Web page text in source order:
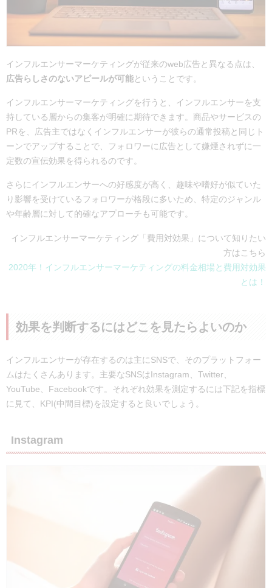
インフルエンサーマーケティングが従来のweb広告と異なる点は、
広告らしさのないアピールが可能ということです。
インフルエンサーマーケティングを行うと、インフルエンサーを支
持している層からの集客が明確に期待できます。商品やサービスの
PRを、広告主ではなくインフルエンサーが彼らの通常投稿と同じト
ーンでアップすることで、フォロワーに広告として嫌煙されずに一
定数の宣伝効果を得られるのです。
さらにインフルエンサーへの好感度が高く、趣味や嗜好が似ていた
り影響を受けているフォロワーが格段に多いため、 特定のジャンル
や年齢層に対して的確なアプローチも可能です。
インフルエンサーマーケティング「費用対効果」について知りたい
方はこちら
2020年！インフルエンサーマーケティングの料金相場と費用対効果
とは！
効果を判断するにはどこを見たらよいのか
インフルエンサーが存在するのは主にSNSで、そのプラットフォー
ムはたくさんあります。主要なSNSはInstagram、Twitter、
YouTube、Facebookです。それぞれ効果を測定するには下記を指標
に見て、KPI(中間目標)を設定すると良いでしょう。
Instagram